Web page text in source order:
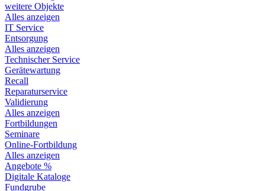
weitere Objekte
Alles anzeigen
IT Service
Entsorgung
Alles anzeigen
Technischer Service
Gerätewartung
Recall
Reparaturservice
Validierung
Alles anzeigen
Fortbildungen
Seminare
Online-Fortbildung
Alles anzeigen
Angebote %
Digitale Kataloge
Fundgrube